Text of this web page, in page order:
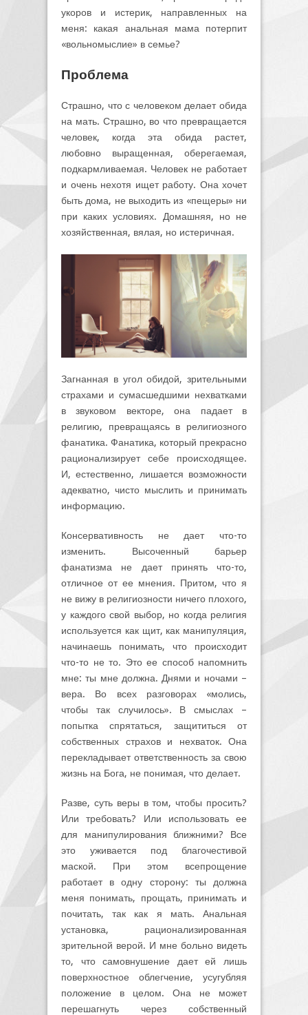
укоров и истерик, направленных на
меня: какая анальная мама потерпит
«вольномыслие» в семье?
Проблема
Страшно, что с человеком делает обида
на мать. Страшно, во что превращается
человек, когда эта обида растет,
любовно выращенная, оберегаемая,
подкармливаемая. Человек не работает
и очень нехотя ищет работу. Она хочет
быть дома, не выходить из «пещеры» ни
при каких условиях. Домашняя, но не
хозяйственная, вялая, но истеричная.
Загнанная в угол обидой, зрительными
страхами и сумасшедшими нехватками
в звуковом векторе, она падает в
религию, превращаясь в религиозного
фанатика. Фанатика, который прекрасно
рационализирует себе происходящее.
И, естественно, лишается возможности
адекватно, чисто мыслить и принимать
информацию.
Консервативность не дает что-то
изменить. Высоченный барьер
фанатизма не дает принять что-то,
отличное от ее мнения. Притом, что я
не вижу в религиозности ничего плохого,
у каждого свой выбор, но когда религия
используется как щит, как манипуляция,
начинаешь понимать, что происходит
что-то не то. Это ее способ напомнить
мне: ты мне должна. Днями и ночами –
вера. Во всех разговорах «молись,
чтобы так случилось». В смыслах –
попытка спрятаться, защититься от
собственных страхов и нехваток. Она
перекладывает ответственность за свою
жизнь на Бога, не понимая, что делает.
Разве, суть веры в том, чтобы просить?
Или требовать? Или использовать ее
для манипулирования ближними? Все
это уживается под благочестивой
маской. При этом всепрощение
работает в одну сторону: ты должна
меня понимать, прощать, принимать и
почитать, так как я мать. Анальная
установка, рационализированная
зрительной верой. И мне больно видеть
то, что самовнушение дает ей лишь
поверхностное облегчение, усугубляя
положение в целом. Она не может
перешагнуть через собственный